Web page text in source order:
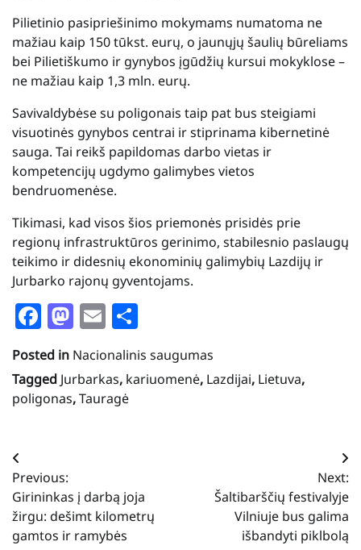
Pilietinio pasipriešinimo mokymams numatoma ne
mažiau kaip 150 tūkst. eurų, o jaunųjų šaulių būreliams
bei Pilietiškumo ir gynybos įgūdžių kursui mokyklose –
ne mažiau kaip 1,3 mln. eurų.
Savivaldybėse su poligonais taip pat bus steigiami
visuotinės gynybos centrai ir stiprinama kibernetinė
sauga. Tai reikš papildomas darbo vietas ir
kompetencijų ugdymo galimybes vietos
bendruomenėse.
Tikimasi, kad visos šios priemonės prisidės prie
regionų infrastruktūros gerinimo, stabilesnio paslaugų
teikimo ir didesnių ekonominių galimybių Lazdijų ir
Jurbarko rajonų gyventojams.
Facebook
Mastodon
Email
Posted in Nacionalinis saugumas
Tagged Jurbarkas, kariuomenė, Lazdijai, Lietuva,
poligonas,Tauragė
Navigacija
tarp
įrašų
Previous:
Girininkas į darbą joja
žirgu: dešimt kilometrų
gamtos ir ramybės
Next:
Šaltibarščių festivalyje
Vilniuje bus galima
išbandyti piklbolą